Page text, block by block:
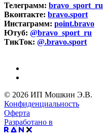
Телеграмм: bravo_sport_ru
Вконтакте: bravo.sport
Инстаграмм: point.bravo
Ютуб: @bravo_sport_ru
ТикТок: @.bravo.sport
© 2026 ИП Мошкин Э.В.
Конфиденциальность
Оферта
Разработано в